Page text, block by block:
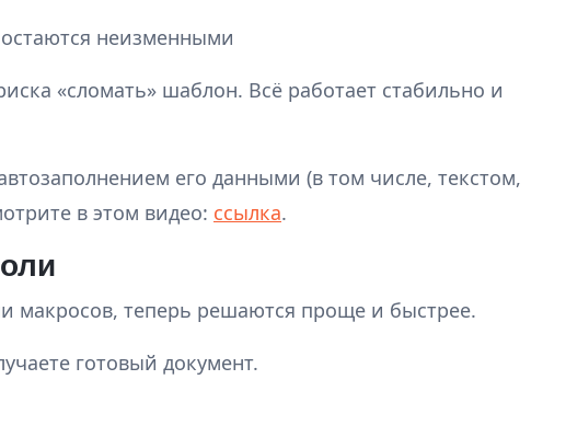
неизменными
«сломать» шаблон. Всё работает стабильно и
его данными (в том числе, текстом,
в этом видео: ссылка.
макросов, теперь решаются проще и быстрее.
готовый документ.